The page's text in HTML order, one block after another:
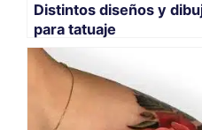
Distintos diseños y
para tatuaje